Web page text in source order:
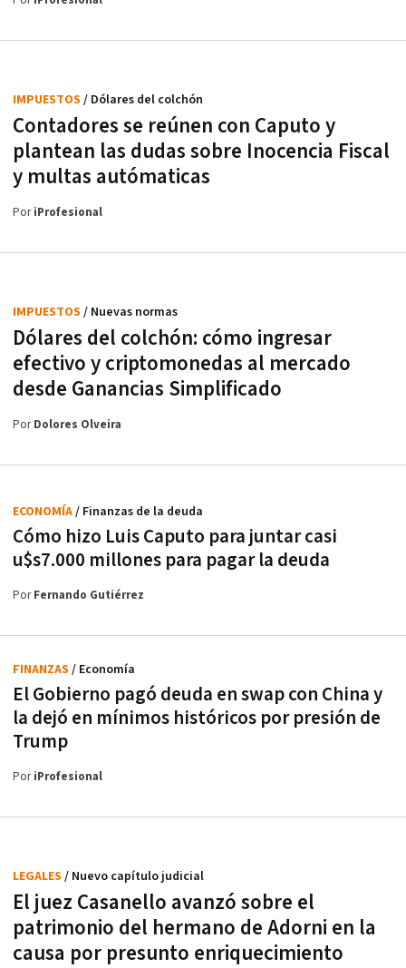
Contadores se reúnen con Caputo y
plantean las dudas sobre Inocencia Fiscal
y multas autómaticas
IMPUESTOS / Dólares del colchón
PoriProfesional
Dólares del colchón: cómo ingresar
efectivo y criptomonedas al mercado
desde Ganancias Simplificado
IMPUESTOS / Nuevas normas
PorDolores Olveira
Cómo hizo Luis Caputo para juntar casi
u$s7.000 millones para pagar la deuda
ECONOMÍA/ Finanzas de la deuda
PorFernando Gutiérrez
El Gobierno pagó deuda en swap con China y
la dejó en mínimos históricos por presión de
Trump
FINANZAS / Economía
PoriProfesional
El juez Casanello avanzó sobre el
patrimonio del hermano de Adorni en la
causa por presunto enriquecimiento
LEGALES / Nuevo capítulo judicial